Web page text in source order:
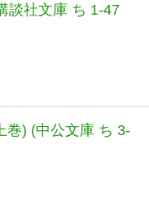
談社文庫 ち 1-47
巻) (中公文庫 ち 3-